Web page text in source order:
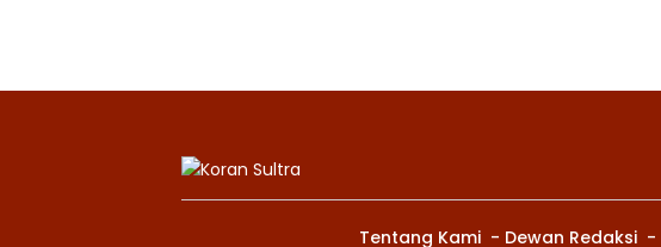
Tentang Kami Dewan Redaksi